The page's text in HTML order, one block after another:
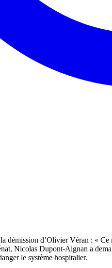
Nicolas Dupont-Aignan a
le système hospitalier.